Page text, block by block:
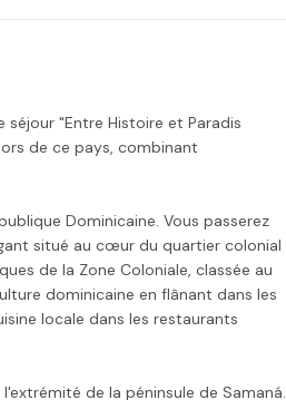
"Entre Histoire et Paradis
de ce pays, combinant
Dominicaine. Vous passerez
situé au cœur du quartier colonial
de la Zone Coloniale, classée au
dominicaine en flânant dans les
locale dans les restaurants
de la péninsule de Samaná.